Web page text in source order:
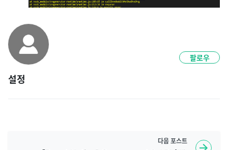
설정
팔로우
다음 포스트